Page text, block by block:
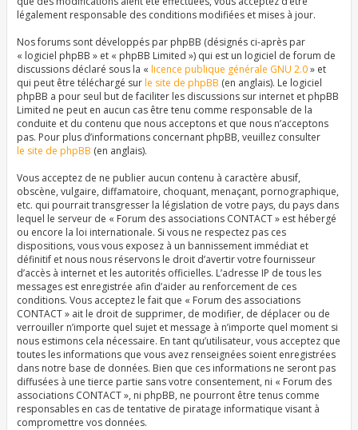
légalement responsable des conditions modifiées et mises à jour.
Nos forums sont développés par phpBB (désignés ci-après par
« logiciel phpBB » et « phpBB Limited ») qui est un logiciel de forum de
discussions déclaré sous la « licence publique générale GNU 2.0» et
qui peut être téléchargé surle site de phpBB (en anglais). Le logiciel
phpBB a pour seul but de faciliter les discussions sur internet et phpBB
Limited ne peut en aucun cas être tenu comme responsable de la
conduite et du contenu que nous acceptons et que nous n’acceptons
pas. Pour plus d’informations concernant phpBB, veuillez consulter
le site de phpBB (en anglais).
Vous acceptez de ne publier aucun contenu à caractère abusif,
obscène, vulgaire, diffamatoire, choquant, menaçant, pornographique,
etc. qui pourrait transgresser la législation de votre pays, du pays dans
lequel le serveur de « Forum des associations CONTACT » est hébergé
ou encore la loi internationale. Si vous ne respectez pas ces
dispositions, vous vous exposez à un bannissement immédiat et
définitif et nous nous réservons le droit d’avertir votre fournisseur
d’accès à internet et les autorités officielles. L’adresse IP de tous les
messages est enregistrée afin d’aider au renforcement de ces
conditions. Vous acceptez le fait que « Forum des associations
CONTACT » ait le droit de supprimer, de modifier, de déplacer ou de
verrouiller n’importe quel sujet et message à n’importe quel moment si
nous estimons cela nécessaire. En tant qu’utilisateur, vous acceptez que
toutes les informations que vous avez renseignées soient enregistrées
dans notre base de données. Bien que ces informations ne seront pas
diffusées à une tierce partie sans votre consentement, ni « Forum des
associations CONTACT », ni phpBB, ne pourront être tenus comme
responsables en cas de tentative de piratage informatique visant à
compromettre vos données.